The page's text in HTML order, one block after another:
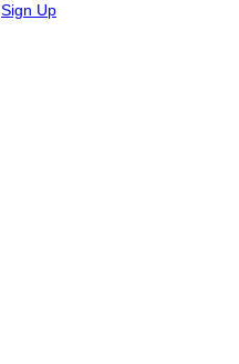
Sign Up